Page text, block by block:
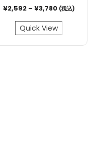
¥2,592 – ¥3,780 (税込)
Quick View